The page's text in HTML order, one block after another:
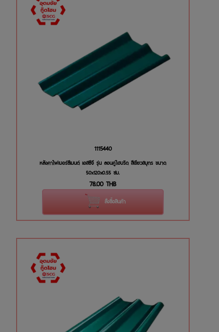
1115440
หลังคาไฟเบอร์ซีเมนต์ เอสซีจี รุ่น ลอนคู่ไฮบริด สีเขียวสมุทร ขนาด
50x120x0.55 ซม.
78.00 THB
สั่งซื้อสินค้า